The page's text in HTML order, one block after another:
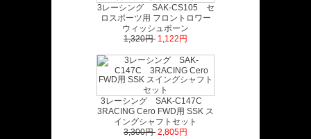
3レーシング SAK-CS105 セ
ロスポーツ用 フロントロワー
ウィッシュボーン
1,320円 1,122円
3レーシング SAK-C147C
3RACING Cero FWD用 SSK ス
イングシャフトセット
3,300円 2,805円